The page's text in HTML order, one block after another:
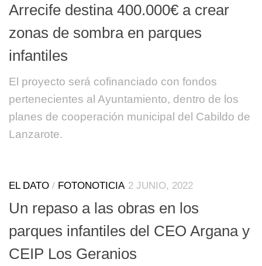
Arrecife destina 400.000€ a crear
zonas de sombra en parques
infantiles
El proyecto será cofinanciado con fondos
pertenecientes al Ayuntamiento, dentro de los
planes de cooperación municipal del Cabildo de
Lanzarote.
EL DATO / FOTONOTICIA 2 JUNIO, 2022
Un repaso a las obras en los
parques infantiles del CEO Argana y
CEIP Los Geranios